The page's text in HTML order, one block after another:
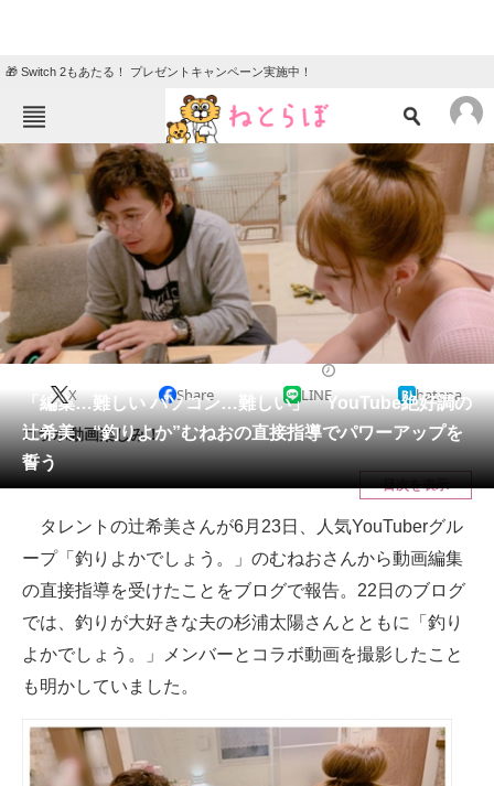
🎁 Switch 2もあたる！ プレゼントキャンペーン実施中！
ねとらぼメニュー
ニュース
エンタメ クイズ
教育・育児
動物 リサーチ
会員記事
メディア
注目記事を集めた総合ページ
スマホと通信の最新トレンド
進化するPCとデバイスの未来
好きが集まる 比べて選べる
ビジネスと働き方のヒント
AI活用のいまが分かる
「編集…難しい パソコン…難しい」 YouTube絶好調の
辻希美、“釣りよか”むねおの直接指導でパワーアップを
誓う
X Share LINE hatena
コラボ動画楽しみ！
目次を表示
タレントの辻希美さんが6月23日、人気YouTuberグル
ープ「釣りよかでしょう。」のむねおさんから動画編集
の直接指導を受けたことをブログで報告。22日のブログ
では、釣りが大好きな夫の杉浦太陽さんとともに「釣り
よかでしょう。」メンバーとコラボ動画を撮影したこと
も明かしていました。